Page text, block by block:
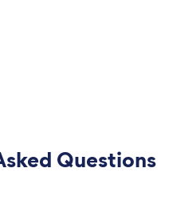
Questions